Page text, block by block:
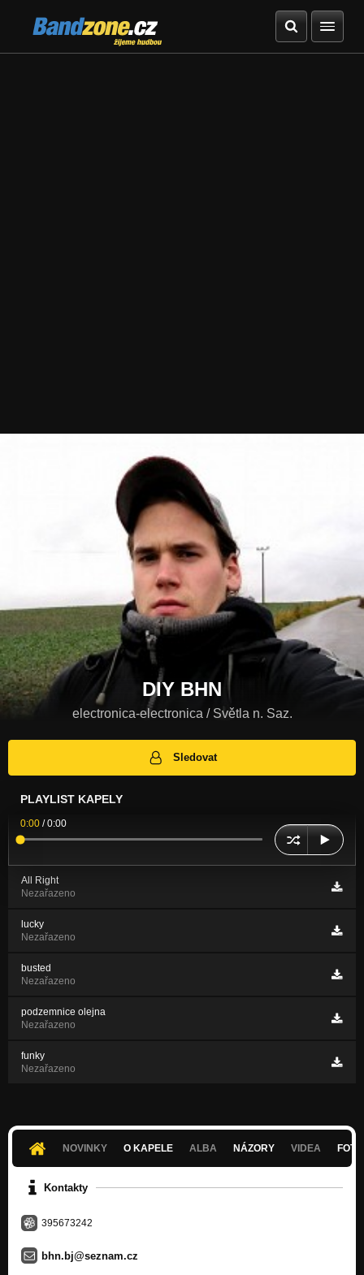
Bandzone.cz
žijeme hudbou
DIY BHN
electronica-electronica / Světla n. Saz.
Sledovat
PLAYLIST KAPELY
0:00 /0:00
All Right
Nezařazeno
lucky
Nezařazeno
busted
Nezařazeno
podzemnice olejna
Nezařazeno
funky
Nezařazeno
NOVINKY O KAPELE ALBA NÁZORY VIDEA
Kontakty
395673242
bhn.bj@seznam.cz